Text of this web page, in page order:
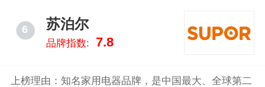
6 苏泊尔
品牌指数: 7.8
上榜理由：知名家用电器品牌，是中国最大、全球第二